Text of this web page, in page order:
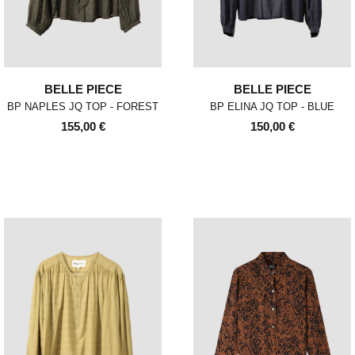
BELLE PIECE
BP NAPLES JQ TOP - FOREST
155,00 €
BELLE PIECE
BP ELINA JQ TOP - BLUE
150,00 €